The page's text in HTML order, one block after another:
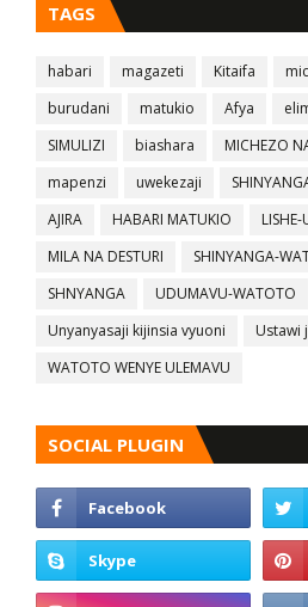
TAGS
habari magazeti Kitaifa
burudani
matukio Afya
SIMULIZI
biashara
MICHEZO
mapenzi
uwekezaji
AJIRA
HABARI MATUKIO LISHE-
MILA NA DESTURI
SHINYANGA-
SHNYANGA
UDUMAVU-WATOTO
Unyanyasaji kijinsia vyuoni
Ustawi
WATOTO WENYE ULEMAVU
SOCIAL PLUGIN